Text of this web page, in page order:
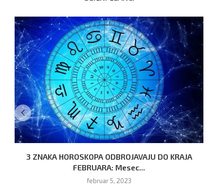
3 ZNAKA HOROSKOPA ODBROJAVAJU DO KRAJA
FEBRUARA: Mesec...
februar 5, 2023